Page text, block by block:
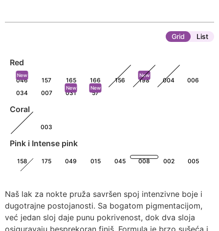
Grid List
Red
New
046 157 165 166 156
New
198 004
006
034
007
New
031
New
57
Coral
003
Pink i Intense pink
158 175 049 015 045 008 002
005
229
Pastel
047 038 027 024 037 35 56
Nude
Naš lak za nokte pruža savršen spoj intenzivne boje i
dugotrajne postojanosti. Sa bogatom pigmentacijom,
već jedan sloj daje punu pokrivenost, dok dva sloja
osiguravaju besprekoran finiš. Formula je brzo sušeća i